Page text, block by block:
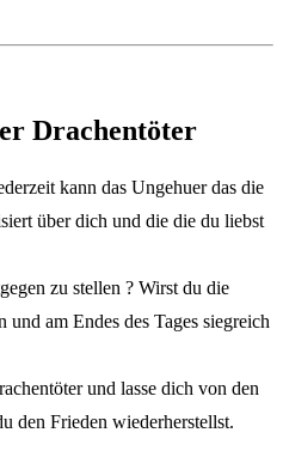
Drachentöter
kann das Ungehuer das die
über dich und die die du liebst
zu stellen ? Wirst du die
am Endes des Tages siegreich
und lasse dich von den
den Frieden wiederherstellst.